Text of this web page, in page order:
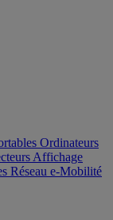
Ordinateurs
Affichage
Réseau e-Mobilité